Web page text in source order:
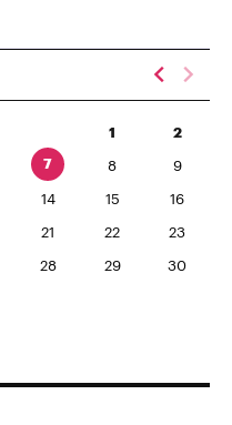
1 2
7 8 9
14 15 16
21 22 23
28 29 30